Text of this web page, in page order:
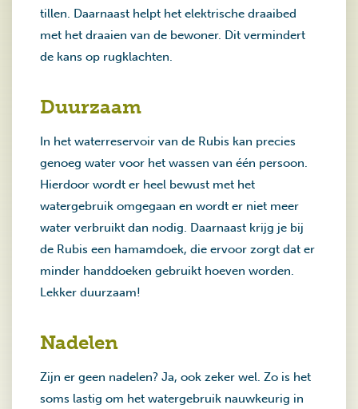
tillen. Daarnaast helpt het elektrische draaibed
met het draaien van de bewoner. Dit vermindert
de kans op rugklachten.
Duurzaam
In het waterreservoir van de Rubis kan precies
genoeg water voor het wassen van één persoon.
Hierdoor wordt er heel bewust met het
watergebruik omgegaan en wordt er niet meer
water verbruikt dan nodig. Daarnaast krijg je bij
de Rubis een hamamdoek, die ervoor zorgt dat er
minder handdoeken gebruikt hoeven worden.
Lekker duurzaam!
Nadelen
Zijn er geen nadelen? Ja, ook zeker wel. Zo is het
soms lastig om het watergebruik nauwkeurig in